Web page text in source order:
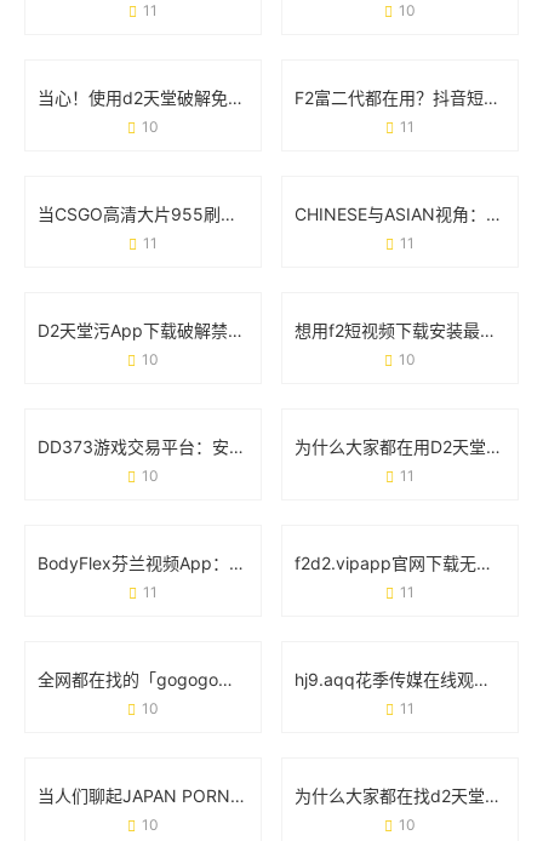
11 10
当心！使用d2天堂破解免费版可能让你付出这些代价
10
F2富二代都在用？抖音短视频官方破解版到底是个啥？
11
当CSGO高清大片955刷屏时 玩家们到底在讨论什么？
11
CHINESE与ASIAN视角：GAY群体在XXX文化中的真实处境
11
D2天堂污App下载破解禁黄版背后：你需要知道的真相与风险
10
想用f2短视频下载安装最新版下载app？先看完这篇避坑指南！
10
DD373游戏交易平台：安全、高效与玩家信赖的虚拟经济枢纽
10
为什么大家都在用D2天堂成版人短视频app无限版？这5点说透了
11
BodyFlex芬兰视频App：重新定义你的健身方式
11
f2d2.vipapp官网下载无限看：你的随身娱乐宝库
11
全网都在找的「gogogo免费高清完整版」，到底有多香？
10
hj9.aqq花季传媒在线观看：年轻人的娱乐新选择
11
当人们聊起JAPAN PORN XXX时 他们究竟在关注什么？
10
为什么大家都在找d2天堂污app下载官网版？看完这篇你就懂了
10